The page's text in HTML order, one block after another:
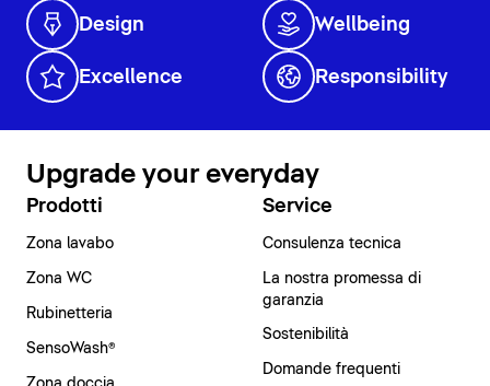
Design Wellbeing
Excellence Responsibility
Upgrade your everyday
Prodotti
Zona lavabo
Zona WC
Rubinetteria
SensoWash®
Service
Consulenza tecnica
La nostra promessa di
garanzia
Sostenibilità
Domande frequenti